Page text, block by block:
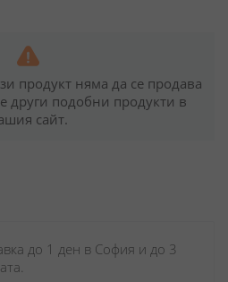
продукт няма да се продава
други подобни продукти в
сайт.
до 1 ден в София и до 3